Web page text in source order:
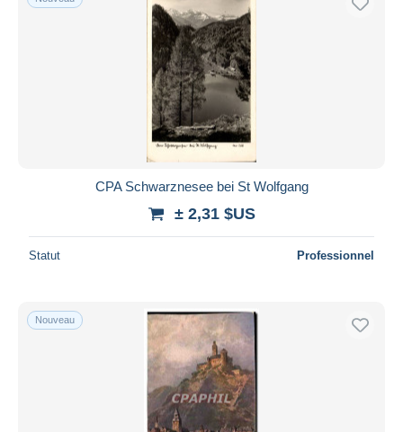
CPA Schwarznesee bei St Wolfgang
± 2,31 $US
Statut Professionnel
Nouveau